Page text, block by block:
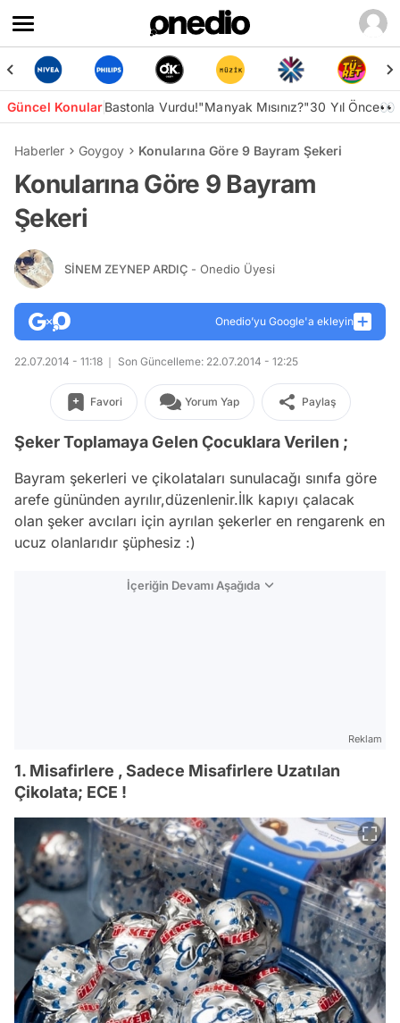
Güncel KonularBastonla Vurdu!"Manyak Mısınız?"30 Yıl Önce👀
Haberler Goygoy Konularına Göre 9 Bayram Şekeri
Konularına Göre 9 Bayram
Şekeri
SİNEM ZEYNEP ARDIÇ - Onedio Üyesi
Onedio’yu Google'a ekleyin
22.07.2014 - 11:18 Son Güncelleme: 22.07.2014 - 12:25
Favori Yorum Yap Paylaş
Şeker Toplamaya Gelen Çocuklara Verilen ;
Bayram şekerleri ve çikolataları sunulacağı sınıfa göre
arefe gününden ayrılır,düzenlenir.İlk kapıyı çalacak
olan şeker avcıları için ayrılan şekerler en rengarenk en
ucuz olanlarıdır şüphesiz :)
İçeriğin Devamı Aşağıda
Reklam
1. Misafirlere , Sadece Misafirlere Uzatılan
Çikolata; ECE !